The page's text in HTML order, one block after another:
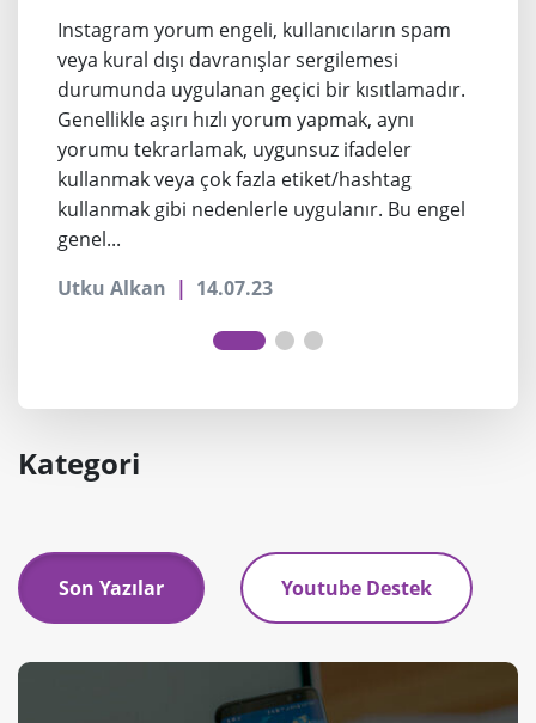
Instagram yorum engeli, kullanıcıların spam
veya kural dışı davranışlar sergilemesi
durumunda uygulanan geçici bir kısıtlamadır.
Genellikle aşırı hızlı yorum yapmak, aynı
yorumu tekrarlamak, uygunsuz ifadeler
kullanmak veya çok fazla etiket/hashtag
kullanmak gibi nedenlerle uygulanır. Bu engel
genel...
Utku Alkan | 14.07.23
Kategori
Son Yazılar Youtube Destek